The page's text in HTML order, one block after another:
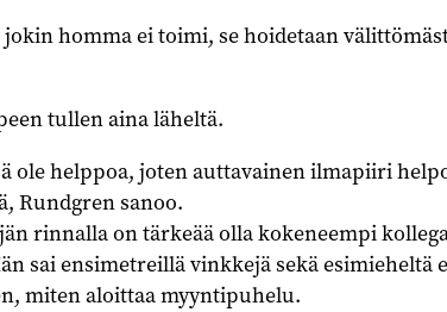
homma ei toimi, se hoidetaan
tullen aina läheltä.
ole helppoa, joten auttavainen ilmapiiri
Rundgren sanoo.
rinnalla on tärkeää olla kokeneempi
sai ensimetreillä vinkkejä sekä esimieheltä
miten aloittaa myyntipuhelu.